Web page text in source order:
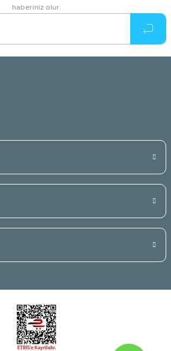
bozuk veya görüntülenemiyor.
eksik bilgiler bulunuyor.
bulunuyor.
haberiniz olur.